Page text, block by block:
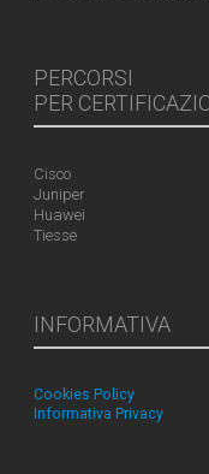
PERCORSI
PER
Cisco
Juniper
Huawei
Tiesse
INFORMATIVA
Cookies Policy
Informativa Privacy